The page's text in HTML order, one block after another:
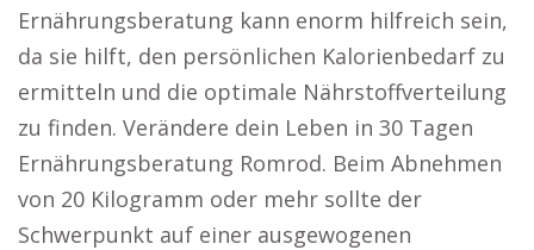
Ernährungsberatung kann enorm hilfreich sein,
da sie hilft, den persönlichen Kalorienbedarf zu
ermitteln und die optimale Nährstoffverteilung
zu finden. Verändere dein Leben in 30 Tagen
Ernährungsberatung Romrod. Beim Abnehmen
von 20 Kilogramm oder mehr sollte der
Schwerpunkt auf einer ausgewogenen